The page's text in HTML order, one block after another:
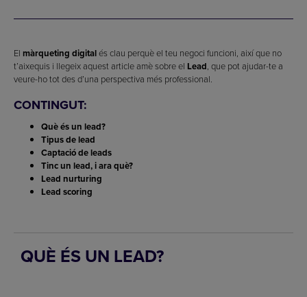
El màrqueting digitalés clau perquè el teu negoci funcioni, així que no
t’aixequis i llegeix aquest article amè sobre el Lead , que pot ajudar-te a
veure-ho tot des d’una perspectiva més professional.
CONTINGUT:
Què és un lead?
Tipus de lead
Captació de leads
Tinc un lead, i ara què?
Lead nurturing
Lead scoring
QUÈ ÉS UN LEAD?